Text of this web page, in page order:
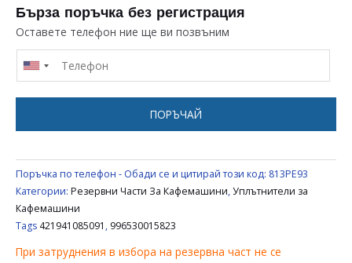
ЗА
КАФЕМАШИНА
GAGGIA
PHILIPS
,
996530015823
Бърза поръчка без регистрация
Оставете телефон ние ще ви позвъним
ПОРЪЧАЙ
Поръчка по телефон - Обади се и цитирай този код: 813PE93
Категории: Резервни Части За Кафемашини,Уплътнители за
Кафемашини
Tags421941085091 , 996530015823
При затруднения в избора на резервна част не се